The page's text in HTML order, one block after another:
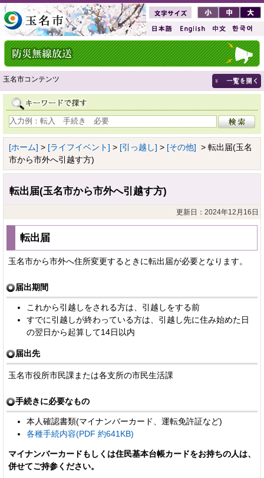
玉名市コンテンツ
[ホーム] > [ライフイベント] > [引っ越し] > [その他] > 転出届(玉名
市から市外へ引越す方)
転出届(玉名市から市外へ引越す方)
更新日：2024年12月16日
転出届
玉名市から市外へ住所変更するときに転出届が必要となります。
届出期間
これから引越しをされる方は、引越しをする前
すでに引越しが終わっている方は、引越し先に住み始めた日
の翌日から起算して14日以内
届出先
玉名市役所市民課または各支所の市民生活課
手続きに必要なもの
本人確認書類(マイナンバーカード、運転免許証など)
各種手続内容(PDF 約641KB)
マイナンバーカードもしくは住民基本台帳カードをお持ちの人は、
併せてご持参ください。